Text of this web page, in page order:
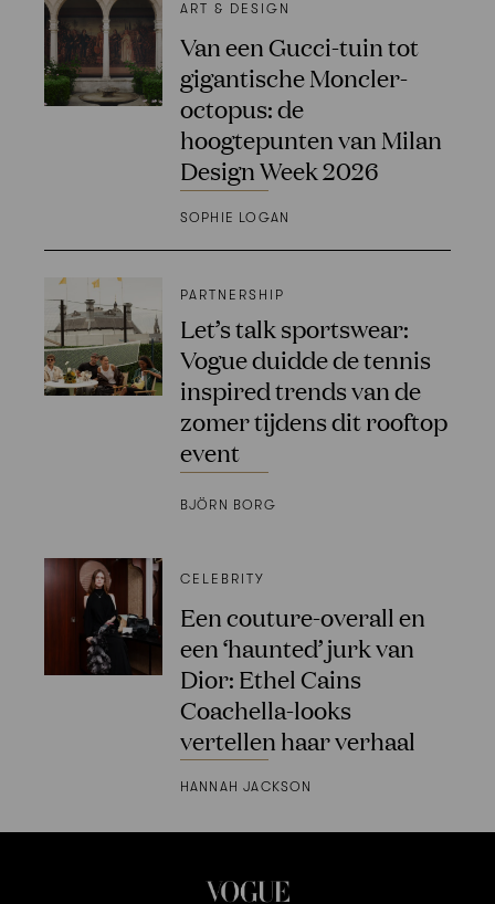
ART & DESIGN
Van een Gucci-tuin tot
gigantische Moncler-
octopus: de
hoogtepunten van Milan
Design Week 2026
SOPHIE LOGAN
PARTNERSHIP
Let’s talk sportswear:
Vogue duidde de tennis
inspired trends van de
zomer tijdens dit rooftop
event
BJÖRN BORG
CELEBRITY
Een couture-overall en
een ‘haunted’ jurk van
Dior: Ethel Cains
Coachella-looks
vertellen haar verhaal
HANNAH JACKSON